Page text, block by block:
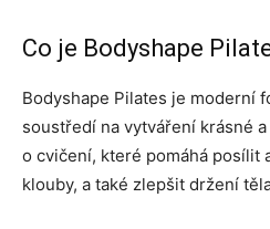
Co je Bodyshape
Bodyshape Pilates je moderní
soustředí na vytváření krásné
o cvičení, které pomáhá posílit
klouby, a také zlepšit držení